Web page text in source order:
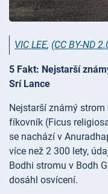
VIC LEE, (CC BY-ND
5 Fakt: Nejstarší
Srí Lance
Nejstarší známý
fíkovník (Ficus
se nachází v
více než 2 300 lety,
Bodhi stromu v Bodh
dosáhl osvícení.